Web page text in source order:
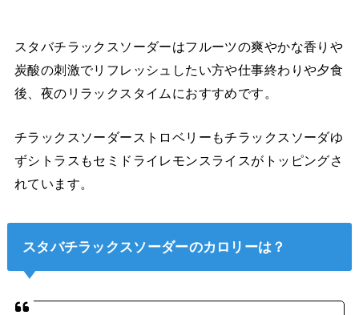
スタバチラックスソーダーはフルーツの爽やかな香りや
炭酸の刺激でリフレッシュしたい方や仕事終わりや夕食
後、夜のリラックスタイムにおすすめです。
チラックスソーダーストロベリーもチラックスソーダゆ
ずシトラスもセミドライレモンスライスがトッピングさ
れています。
スタバチラックスソーダーのカロリーは？